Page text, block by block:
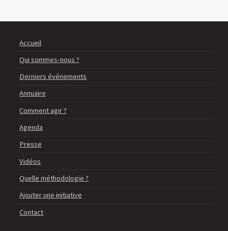
Accueil
Qui sommes-nous ?
Derniers événements
Annuaire
Comment agir ?
Agenda
Presse
Vidéos
Quelle méthodologie ?
Ajouter une initiative
Contact